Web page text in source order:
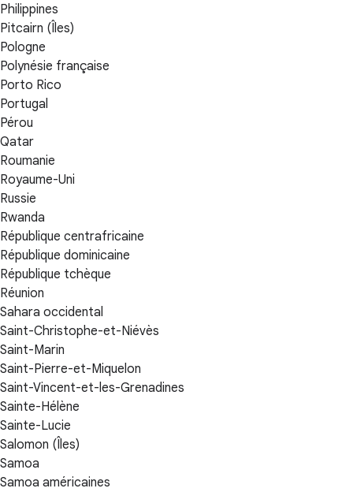
Philippines
Pitcairn (Îles)
Pologne
Polynésie française
Porto Rico
Portugal
Pérou
Qatar
Roumanie
Royaume-Uni
Russie
Rwanda
République centrafricaine
République dominicaine
République tchèque
Réunion
Sahara occidental
Saint-Christophe-et-Niévès
Saint-Marin
Saint-Pierre-et-Miquelon
Saint-Vincent-et-les-Grenadines
Sainte-Hélène
Sainte-Lucie
Salomon (Îles)
Samoa
Samoa américaines